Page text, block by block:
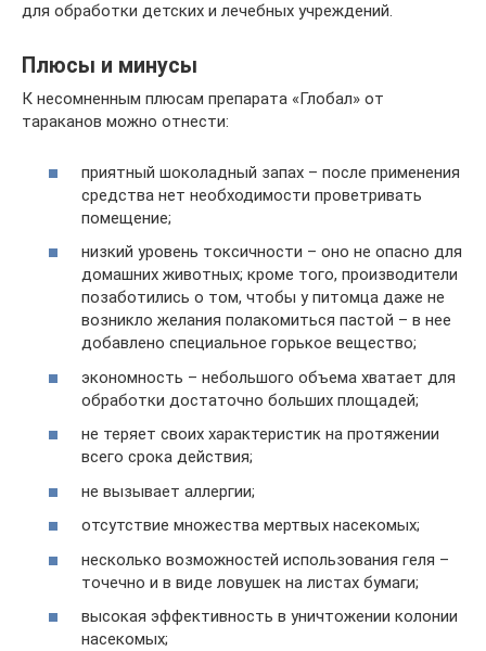
для обработки детских и лечебных учреждений.
Плюсы и минусы
К несомненным плюсам препарата «Глобал» от
тараканов можно отнести:
приятный шоколадный запах – после применения
средства нет необходимости проветривать
помещение;
низкий уровень токсичности – оно не опасно для
домашних животных; кроме того, производители
позаботились о том, чтобы у питомца даже не
возникло желания полакомиться пастой – в нее
добавлено специальное горькое вещество;
экономность – небольшого объема хватает для
обработки достаточно больших площадей;
не теряет своих характеристик на протяжении
всего срока действия;
не вызывает аллергии;
отсутствие множества мертвых насекомых;
несколько возможностей использования геля –
точечно и в виде ловушек на листах бумаги;
высокая эффективность в уничтожении колонии
насекомых;